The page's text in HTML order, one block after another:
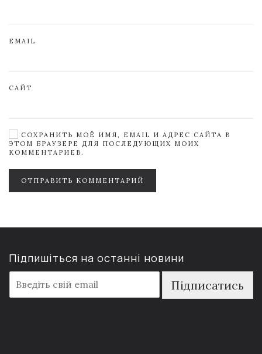
EMAIL
САЙТ
СОХРАНИТЬ МОЁ ИМЯ, EMAIL И АДРЕС САЙТА В
ЭТОМ БРАУЗЕРЕ ДЛЯ ПОСЛЕДУЮЩИХ МОИХ
КОММЕНТАРИЕВ.
ОТПРАВИТЬ КОММЕНТАРИЙ
Підпишіться на останні новини
m
a
Підписатись